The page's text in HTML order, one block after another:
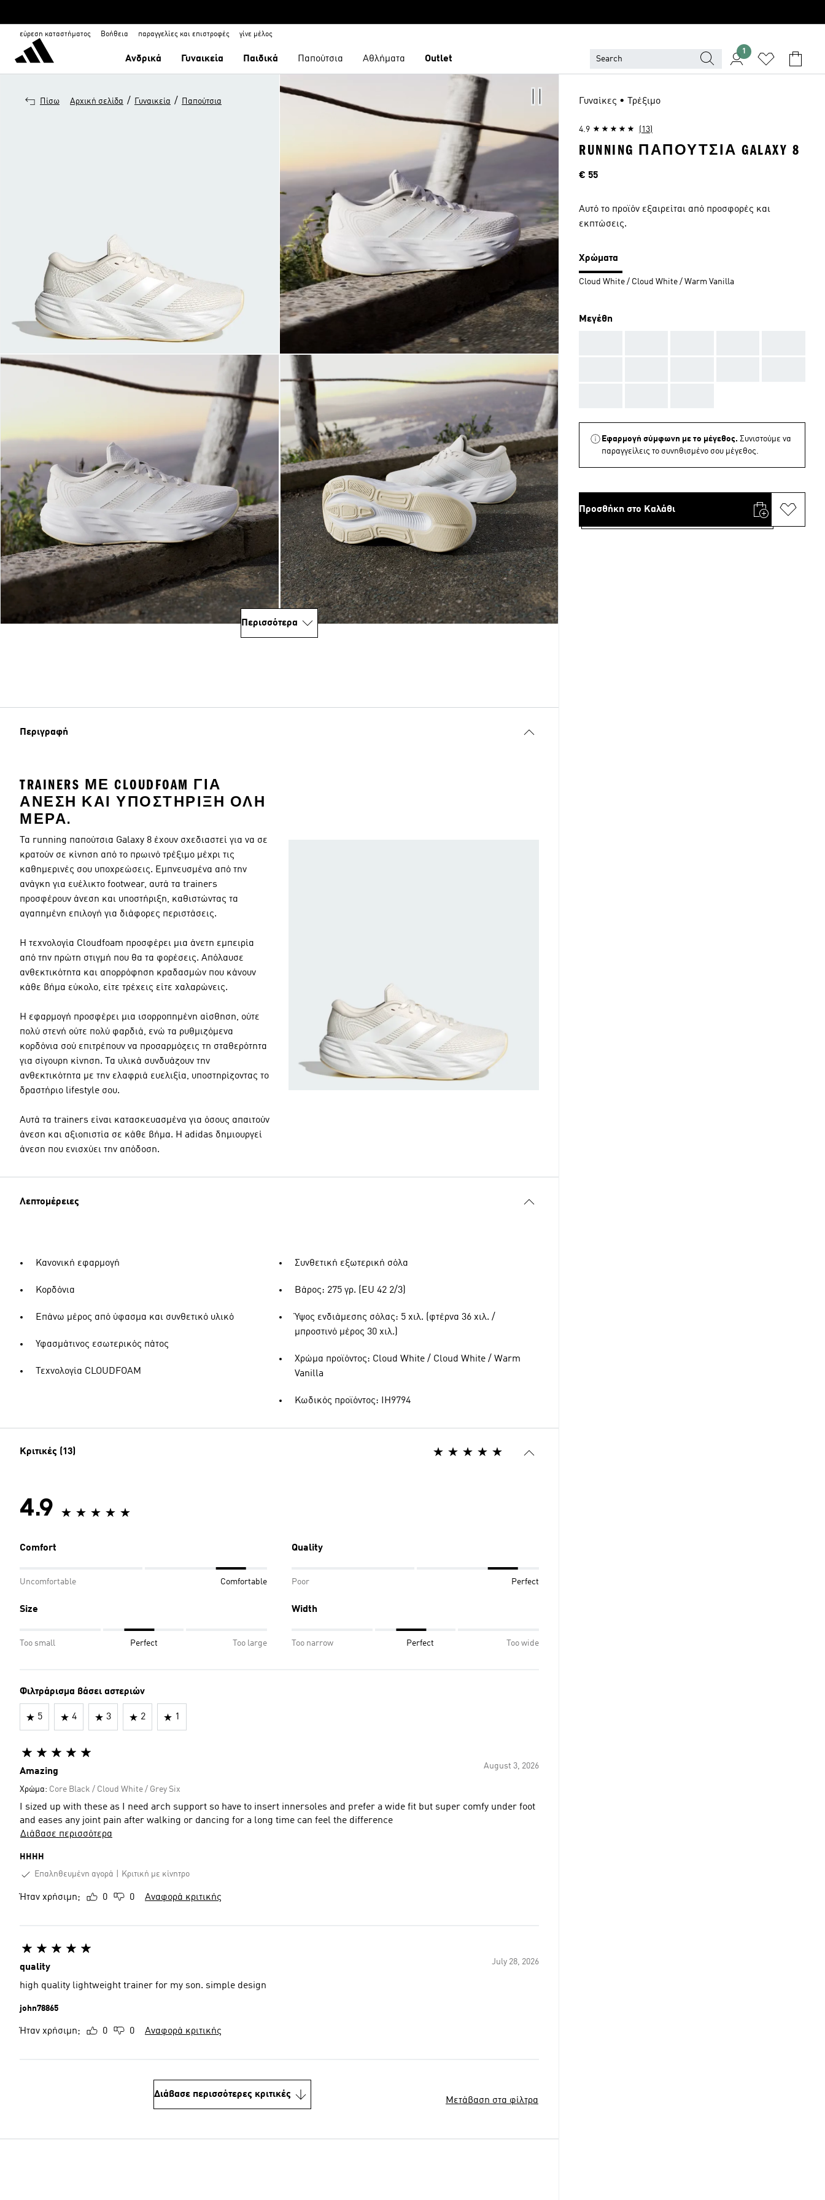
εύρεση καταστήματος Βοήθεια παραγγελίες και επιστροφές γίνε μέλος
Ανδρικά Γυναικεία Παιδικά Παπούτσια Αθλήματα Outlet
1
Πίσω Αρχική σελίδα / Γυναικεία / Παπούτσια
Περισσότερα
Περιγραφή
TRAINERS ΜΕ CLOUDFOAM ΓΙΑ
ΆΝΕΣΗ ΚΑΙ ΥΠΟΣΤΉΡΙΞΗ ΌΛΗ
ΜΈΡΑ.
Τα running παπούτσια Galaxy 8 έχουν σχεδιαστεί για να σε
κρατούν σε κίνηση από το πρωινό τρέξιμο μέχρι τις
καθημερινές σου υποχρεώσεις. Εμπνευσμένα από την
ανάγκη για ευέλικτο footwear, αυτά τα trainers
προσφέρουν άνεση και υποστήριξη, καθιστώντας τα
αγαπημένη επιλογή για διάφορες περιστάσεις.
Η τεχνολογία Cloudfoam προσφέρει μια άνετη εμπειρία
από την πρώτη στιγμή που θα τα φορέσεις. Απόλαυσε
ανθεκτικότητα και απορρόφηση κραδασμών που κάνουν
κάθε βήμα εύκολο, είτε τρέχεις είτε χαλαρώνεις.
Η εφαρμογή προσφέρει μια ισορροπημένη αίσθηση, ούτε
πολύ στενή ούτε πολύ φαρδιά, ενώ τα ρυθμιζόμενα
κορδόνια σού επιτρέπουν να προσαρμόζεις τη σταθερότητα
για σίγουρη κίνηση. Τα υλικά συνδυάζουν την
ανθεκτικότητα με την ελαφριά ευελιξία, υποστηρίζοντας το
δραστήριο lifestyle σου.
Αυτά τα trainers είναι κατασκευασμένα για όσους απαιτούν
άνεση και αξιοπιστία σε κάθε βήμα. Η adidas δημιουργεί
άνεση που ενισχύει την απόδοση.
Λεπτομέρειες
Κανονική εφαρμογή
Κορδόνια
Επάνω μέρος από ύφασμα και συνθετικό υλικό
Υφασμάτινος εσωτερικός πάτος
Τεχνολογία CLOUDFOAM
Συνθετική εξωτερική σόλα
Βάρος: 275 γρ. (EU 42 2/3)
Ύψος ενδιάμεσης σόλας: 5 χιλ. (φτέρνα 36 χιλ. /
μπροστινό μέρος 30 χιλ.)
Χρώμα προϊόντος: Cloud White / Cloud White / Warm
Vanilla
Κωδικός προϊόντος: IH9794
Κριτικές (13)
4.9
Comfort
Uncomfortable Comfortable
Quality
Poor Perfect
Size
Too small Perfect Too large
Width
Too narrow Perfect Too wide
Φιλτράρισμα βάσει αστεριών
5 4 3 2 1
August 3, 2026
Amazing
Χρώμα: Core Black / Cloud White / Grey Six
I sized up with these as I need arch support so have to insert innersoles and prefer a wide fit but super comfy under foot
and eases any joint pain after walking or dancing for a long time can feel the difference
Διάβασε περισσότερα
HHHH
Επαληθευμένη αγορά
Κριτική με κίνητρο
Ήταν χρήσιμη; 0 0 Αναφορά κριτικής
July 28, 2026
quality
high quality lightweight trainer for my son. simple design
john78865
Ήταν χρήσιμη; 0 0 Αναφορά κριτικής
Διάβασε περισσότερες κριτικές
Μετάβαση στα φίλτρα
Γυναίκες • Τρέξιμο
4.9 (13)
RUNNING ΠΑΠΟΥΤΣΙΑ GALAXY 8
Τιμή
€ 55
Αυτό το προϊόν εξαιρείται από προσφορές και
εκπτώσεις.
Χρώματα
Cloud White / Cloud White / Warm Vanilla
Μεγέθη
Εφαρμογή σύμφωνη με το μέγεθος. Συνιστούμε να
παραγγείλεις το συνηθισμένο σου μέγεθος.
Προσθήκη στο Καλάθι